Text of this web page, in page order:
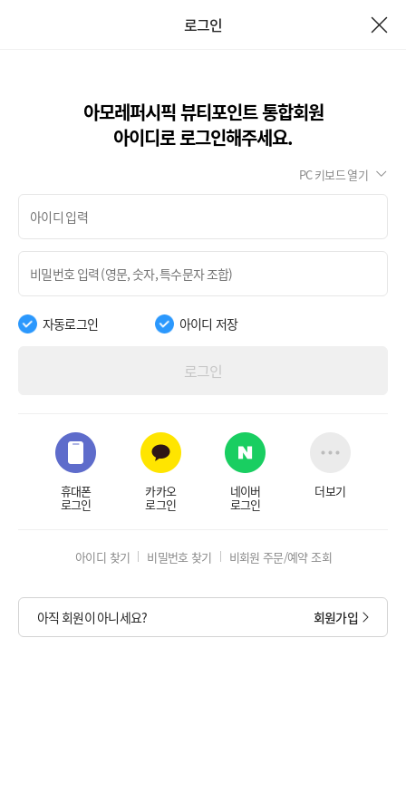
로그인
아모레퍼시픽 뷰티포인트 통합회원
아이디로 로그인해주세요.
PC 키보드 열기
자동로그인 아이디 저장
로그인
휴대폰
로그인
카카오
로그인
네이버
로그인
더보기
아이디 찾기 비밀번호 찾기 비회원 주문/예약 조회
아직 회원이 아니세요? 회원가입